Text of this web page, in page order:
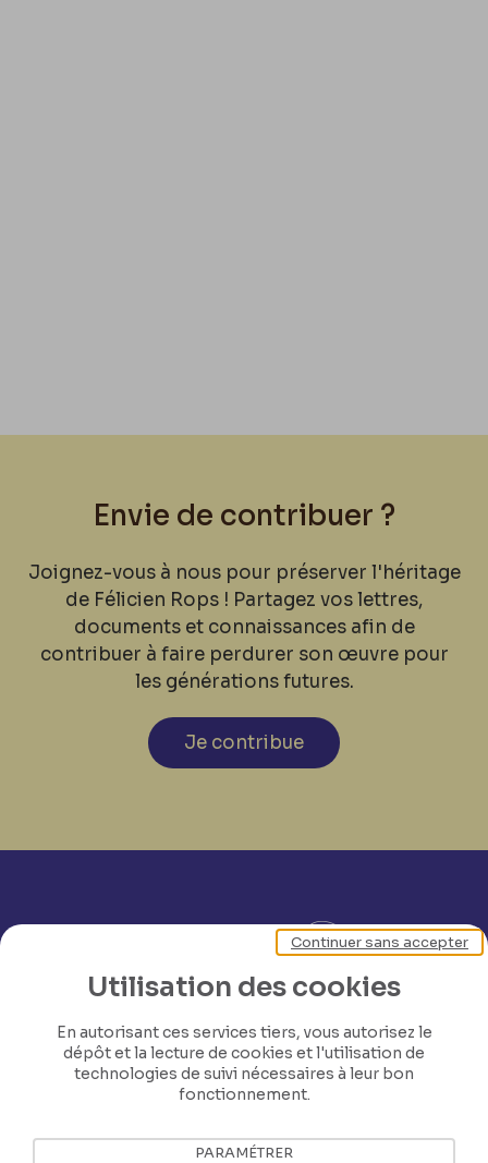
Envie de contribuer ?
Joignez-vous à nous pour préserver l'héritage
de Félicien Rops ! Partagez vos lettres,
documents et connaissances afin de
contribuer à faire perdurer son œuvre pour
les générations futures.
Je contribue
Utilisation des cookies
En autorisant ces services tiers, vous autorisez le
dépôt et la lecture de cookies et l'utilisation de
technologies de suivi nécessaires à leur bon
fonctionnement.
Continuer sans accepter
PARAMÉTRER